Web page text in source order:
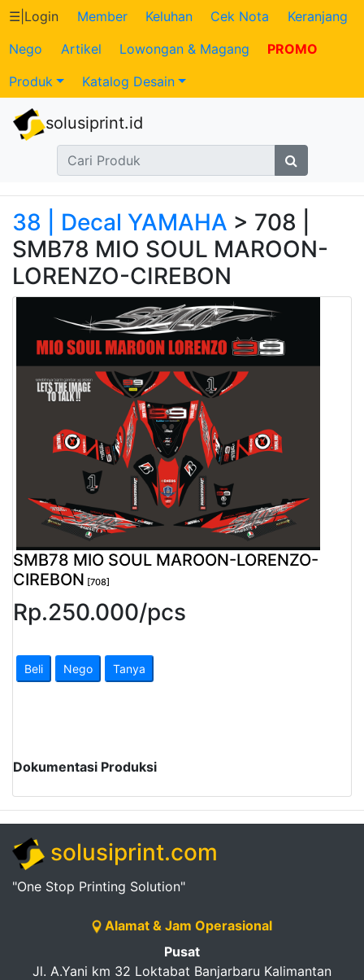
Katalog
Produk
Petugas
Transaksi
Tagihan
Berjalan
Pembayaran
Pendapatan
Fee
Ganti
Password
Logout
☰ Login Member Keluhan Cek Nota
Keranjang
Nego
Artikel Lowongan & Magang
PROMO
Produk
Katalog Desain
solusiprint.id
38 | Decal YAMAHA > 708 |
SMB78 MIO SOUL MAROON-
LORENZO-CIREBON
SMB78 MIO SOUL MAROON-LORENZO-
CIREBON [708]
Rp.250.000/pcs
Beli Nego Tanya
Dokumentasi Produksi
solusiprint.com
"One Stop Printing Solution"
Alamat & Jam Operasional
Pusat
Jl. A.Yani km 32 Loktabat Banjarbaru Kalimantan